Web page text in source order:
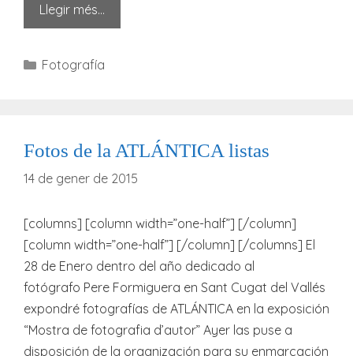
Llegir més…
Categories
Fotografía
Fotos de la ATLÁNTICA listas
14 de gener de 2015
[columns] [column width=”one-half”] [/column]
[column width=”one-half”] [/column] [/columns] El
28 de Enero dentro del año dedicado al
fotógrafo Pere Formiguera en Sant Cugat del Vallés
expondré fotografías de ATLÁNTICA en la exposición
“Mostra de fotografia d’autor” Ayer las puse a
disposición de la organización para su enmarcación